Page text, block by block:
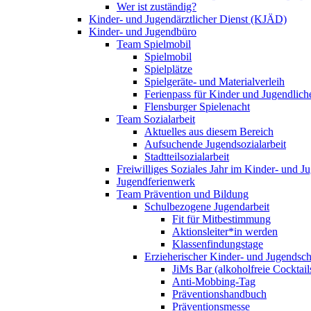
Wer ist zuständig?
Kinder- und Jugendärztlicher Dienst (KJÄD)
Kinder- und Jugendbüro
Team Spielmobil
Spielmobil
Spielplätze
Spielgeräte- und Materialverleih
Ferienpass für Kinder und
Flensburger Spielenacht
Team Sozialarbeit
Aktuelles aus diesem Bereich
Aufsuchende Jugendsozialarbeit
Stadtteilsozialarbeit
Freiwilliges Soziales Jahr im Kinder- und
Jugendferienwerk
Team Prävention und Bildung
Schulbezogene Jugendarbeit
Fit für Mitbestimmung
Aktionsleiter*in werden
Klassenfindungstage
Erzieherischer Kinder- und
JiMs Bar (alkoholfreie
Anti-Mobbing-Tag
Präventionshandbuch
Präventionsmesse